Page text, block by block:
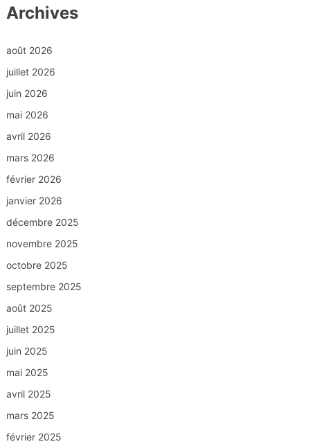
Archives
août 2026
juillet 2026
juin 2026
mai 2026
avril 2026
mars 2026
février 2026
janvier 2026
décembre 2025
novembre 2025
octobre 2025
septembre 2025
août 2025
juillet 2025
juin 2025
mai 2025
avril 2025
mars 2025
février 2025